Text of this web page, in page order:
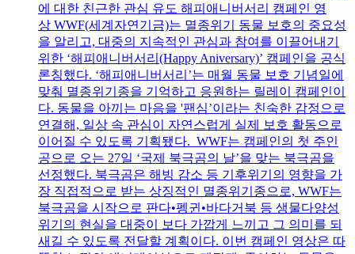
에 대한 친근한 관심 유도 해피애니버서리 캠페인 영
상 WWF(세계자연기금)는 멸종위기 동물 보호의 중요성
을 알리고, 대중의 지속적인 관심과 참여를 이끌어내기
위한 ‘해피애니버서리(Happy Aniversary)’ 캠페인을 공식
론칭했다. ‘해피애니버서리’는 매월 동물 보호 기념일에
맞춰 멸종위기종을 기억하고 응원하는 릴레이 캠페인이
다. 동물을 아끼는 마음을 '팬심’이라는 친숙한 감정으로
연결해, 일상 속 관심이 자연스럽게 실제 보호 활동으로
이어질 수 있도록 기획됐다. WWF는 캠페인의 첫 주인
공으로 오는 27일 ‘국제 북극곰의 날’을 맞는 북극곰을
선정했다. 북극곰은 해빙 감소 등 기후위기의 영향을 가
장 직접적으로 받는 상징적인 멸종위기종으로, WWF는
북극곰을 시작으로 판다•펭귄•바다거북 등 생물다양성
위기의 현실을 대중이 보다 가깝게 느끼고 그 의미를 되
새길 수 있도록 전달할 계획이다. 이번 캠페인 영상은 따